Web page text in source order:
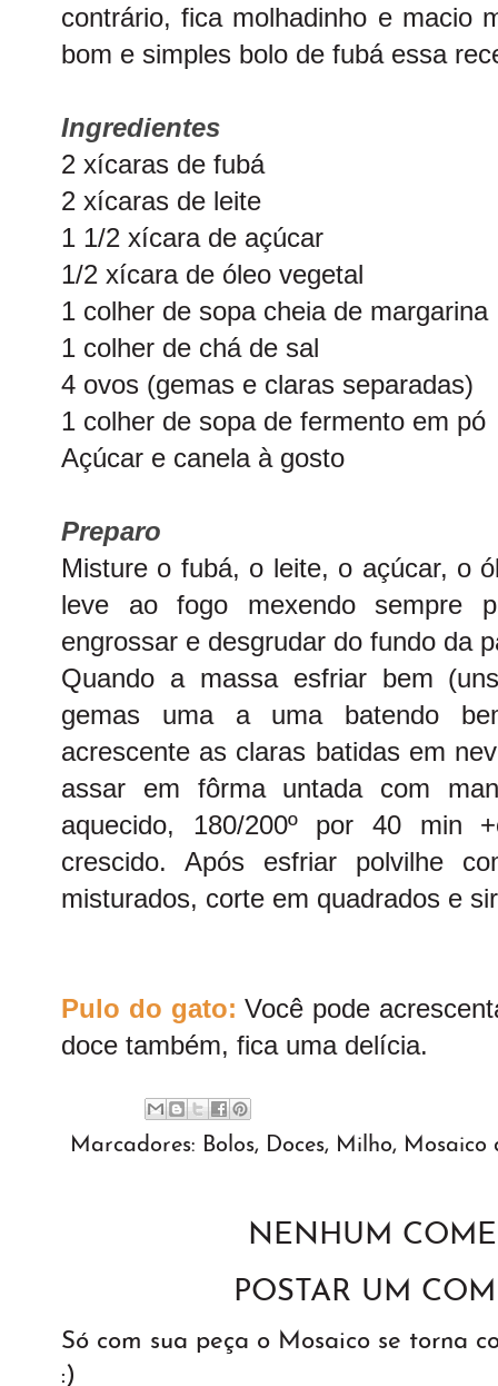
contrário, fica molhadinho e macio
bom e simples bolo de fubá essa
Ingredientes
2 xícaras de fubá
2 xícaras de leite
1 1/2 xícara de açúcar
1/2 xícara de óleo vegetal
1 colher de sopa cheia de margarina
1 colher de chá de sal
4 ovos (gemas e claras separadas)
1 colher de sopa de fermento em pó
Açúcar e canela à gosto
Preparo
Misture o fubá, o leite, o açúcar, o
leve ao fogo mexendo sempre
engrossar e desgrudar do fundo da
Quando a massa esfriar bem
gemas uma a uma batendo
acrescente as claras batidas em
assar em fôrma untada com
aquecido, 180/200º por 40 min
crescido. Após esfriar polvilhe
misturados, corte em quadrados e
Pulo do gato: Você pode
doce também, fica uma delícia.
Marcadores: Bolos, Doces, Milho, Mosaico
NENHUM
POSTAR UM
Só com sua peça o Mosaico se torna
:)